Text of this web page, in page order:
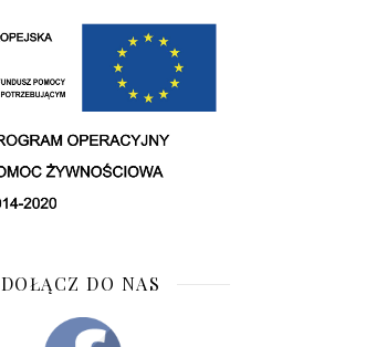
DOŁĄCZ DO NAS